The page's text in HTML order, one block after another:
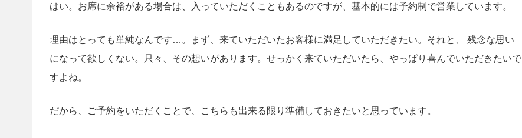
はい。お席に余裕がある場合は、入っていただくこともあるのですが、基本的には予約制で営業しています。
理由はとっても単純なんです…。まず、来ていただいたお客様に満足していただきたい。それと、 残念な思い
になって欲しくない。只々、その想いがあります。せっかく来ていただいたら、やっぱり喜んでいただきたいで
すよね。
だから、ご予約をいただくことで、こちらも出来る限り準備しておきたいと思っています。